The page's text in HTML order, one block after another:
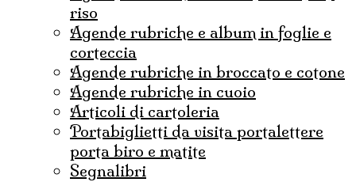
riso
agende rubriche e album in foglie e
corteccia
agende rubriche in broccato e cotone
agende rubriche in cuoio
articoli di cartoleria
portabiglietti da visita portalettere
porta biro e matite
Segnalibri